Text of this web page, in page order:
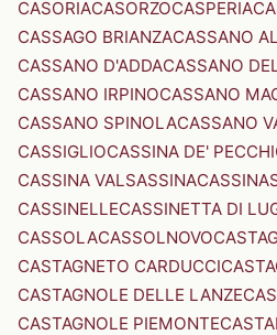
CASORIACASORZOCASPERIA
CASSAGO BRIANZACASSANO
CASSANO D'ADDACASSANO
CASSANO IRPINOCASSANO
CASSANO SPINOLACASSANO
CASSIGLIOCASSINA DE' PECCHI
CASSINA VALSASSINA
CASSINELLECASSINETTA DI
CASSOLACASSOLNOVO
CASTAGNETO CARDUCCI
CASTAGNOLE DELLE LANZE
CASTAGNOLE PIEMONTE